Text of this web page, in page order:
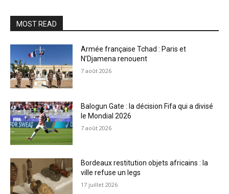
MOST READ
Armée française Tchad : Paris et
N’Djamena renouent
7 août 2026
Balogun Gate : la décision Fifa qui a divisé
le Mondial 2026
7 août 2026
Bordeaux restitution objets africains : la
ville refuse un legs
17 juillet 2026